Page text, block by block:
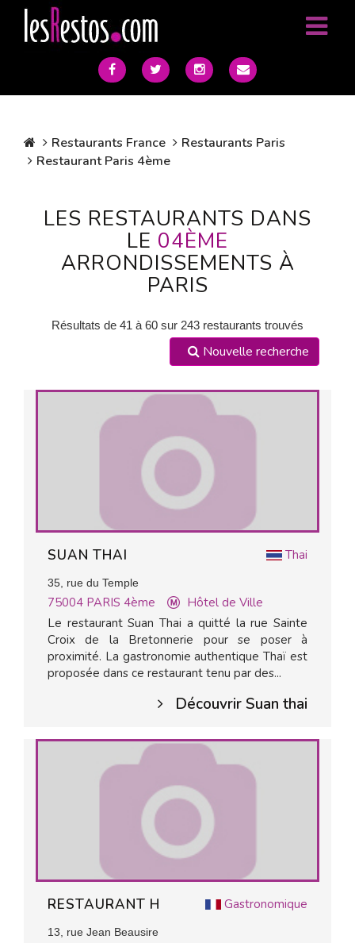
Restaurants France
Restaurants Paris
Restaurant Paris 4ème
LES RESTAURANTS DANS
LE 04ÈME
ARRONDISSEMENTS À
PARIS
Résultats de 41 à 60 sur 243 restaurants trouvés
Nouvelle recherche
Thai
SUAN THAI
35, rue du Temple
75004 PARIS 4ème
Hôtel de Ville
Le restaurant Suan Thai a quitté la rue Sainte
Croix de la Bretonnerie pour se poser à
proximité. La gastronomie authentique Thaï est
proposée dans ce restaurant tenu par des...
Découvrir Suan thai
Gastronomique
RESTAURANT H
13, rue Jean Beausire